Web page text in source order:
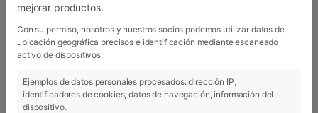
ETIQUETAENTIDADES DEPORTIVAS
mejorar productos.
Con su permiso, nosotros y nuestros socios podemos utilizar datos de
ubicación geográfica precisos e identificación mediante escaneado
activo de dispositivos.
Ejemplos de datos personales procesados: dirección IP,
identificadores de cookies, datos de navegación, información del
dispositivo.